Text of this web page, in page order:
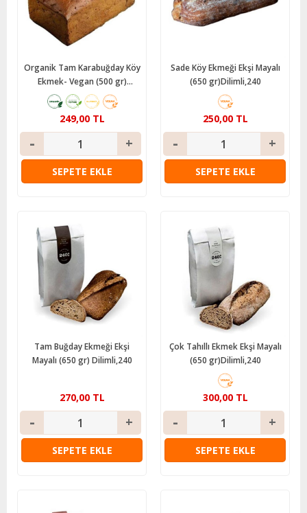
Organik Tam Karabuğday Köy
Ekmek- Vegan (500 gr)
Ekotime
249,00 TL
SEPETE EKLE
Sade Köy Ekmeği Ekşi Mayalı
(650 gr)Dilimli,240
250,00 TL
SEPETE EKLE
Tam Buğday Ekmeği Ekşi
Mayalı (650 gr) Dilimli,240
270,00 TL
SEPETE EKLE
Çok Tahıllı Ekmek Ekşi Mayalı
(650 gr)Dilimli,240
300,00 TL
SEPETE EKLE